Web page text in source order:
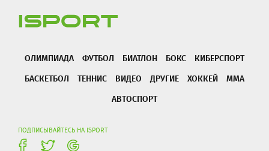
ОЛИМПИАДА ФУТБОЛ БИАТЛОН БОКС
КИБЕРСПОРТ
БАСКЕТБОЛ
ТЕННИС ВИДЕО ДРУГИЕ ХОККЕЙ
ММА
АВТОСПОРТ
ПОДПИСЫВАЙТЕСЬ НА ISPORT